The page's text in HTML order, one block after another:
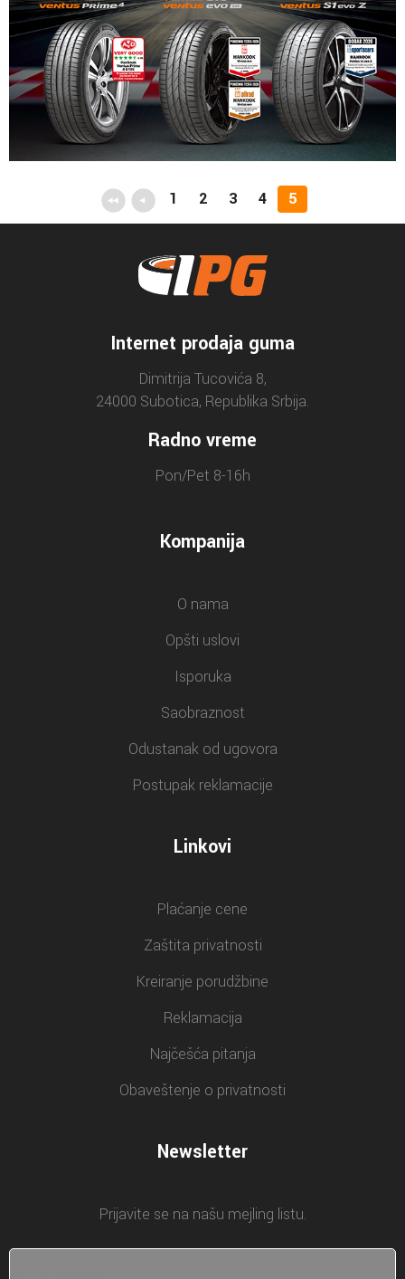
1 2 3 4 5
Internet prodaja guma
Dimitrija Tucovića 8,
24000 Subotica, Republika Srbija.
Radno vreme
Pon/Pet 8-16h
Kompanija
O nama
Opšti uslovi
Isporuka
Saobraznost
Odustanak od ugovora
Postupak reklamacije
Linkovi
Plaćanje cene
Zaštita privatnosti
Kreiranje porudžbine
Reklamacija
Najčešća pitanja
Obaveštenje o privatnosti
Newsletter
Prijavite se na našu mejling listu.